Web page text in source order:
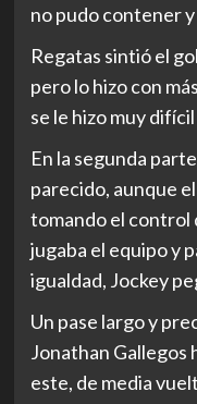
no pudo contener
Regatas sintió el
pero lo hizo con
se le hizo muy
En la segunda
parecido, aunque
tomando el control
jugaba el equipo y
igualdad, Jockey
Un pase largo y
Jonathan Gallegos
este, de media